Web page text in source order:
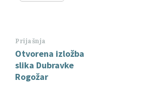
Prijašnja
Otvorena izložba
slika Dubravke
Rogožar